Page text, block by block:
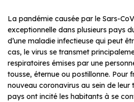
La pandémie causée par le Sars-
exceptionnelle dans plusieurs pays
d’une maladie infectieuse qui peut
cas, le virus se transmet
respiratoires émises par une
tousse, éternue ou postillonne. Pour
nouveau coronavirus au sein de
pays ont incité les habitants à se